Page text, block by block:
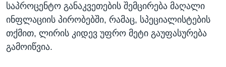
საპროცენტო განაკვეთების შემცირება მაღალი
ინფლაციის პირობებში, რამაც, სპეციალისტების
თქმით, ლირის კიდევ უფრო მეტი გაუფასურება
გამოიწვია.